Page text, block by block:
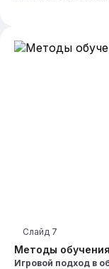
Методы
Слайд 7
Игровой подход в